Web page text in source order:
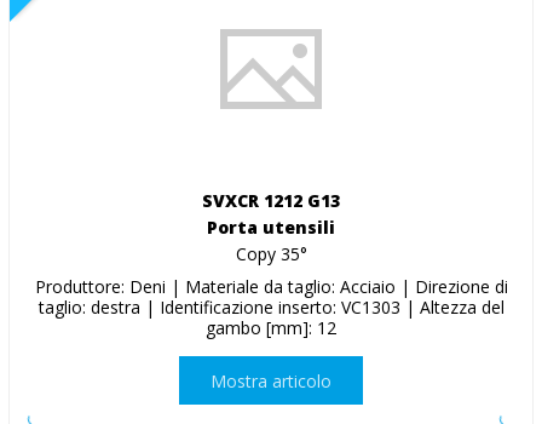
SVXCR 1212 G13
Porta utensili
Copy 35°
Produttore: Deni | Materiale da taglio: Acciaio | Direzione di
taglio: destra | Identificazione inserto: VC1303 | Altezza del
gambo [mm]: 12
Mostra articolo